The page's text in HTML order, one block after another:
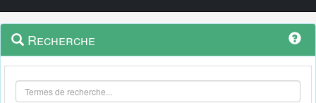
Navigation
outils
Menu
contextuel
Recherche